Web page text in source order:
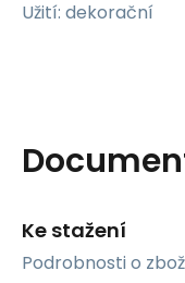
Užití: dekorační
Ke stažení
Podrobnosti o